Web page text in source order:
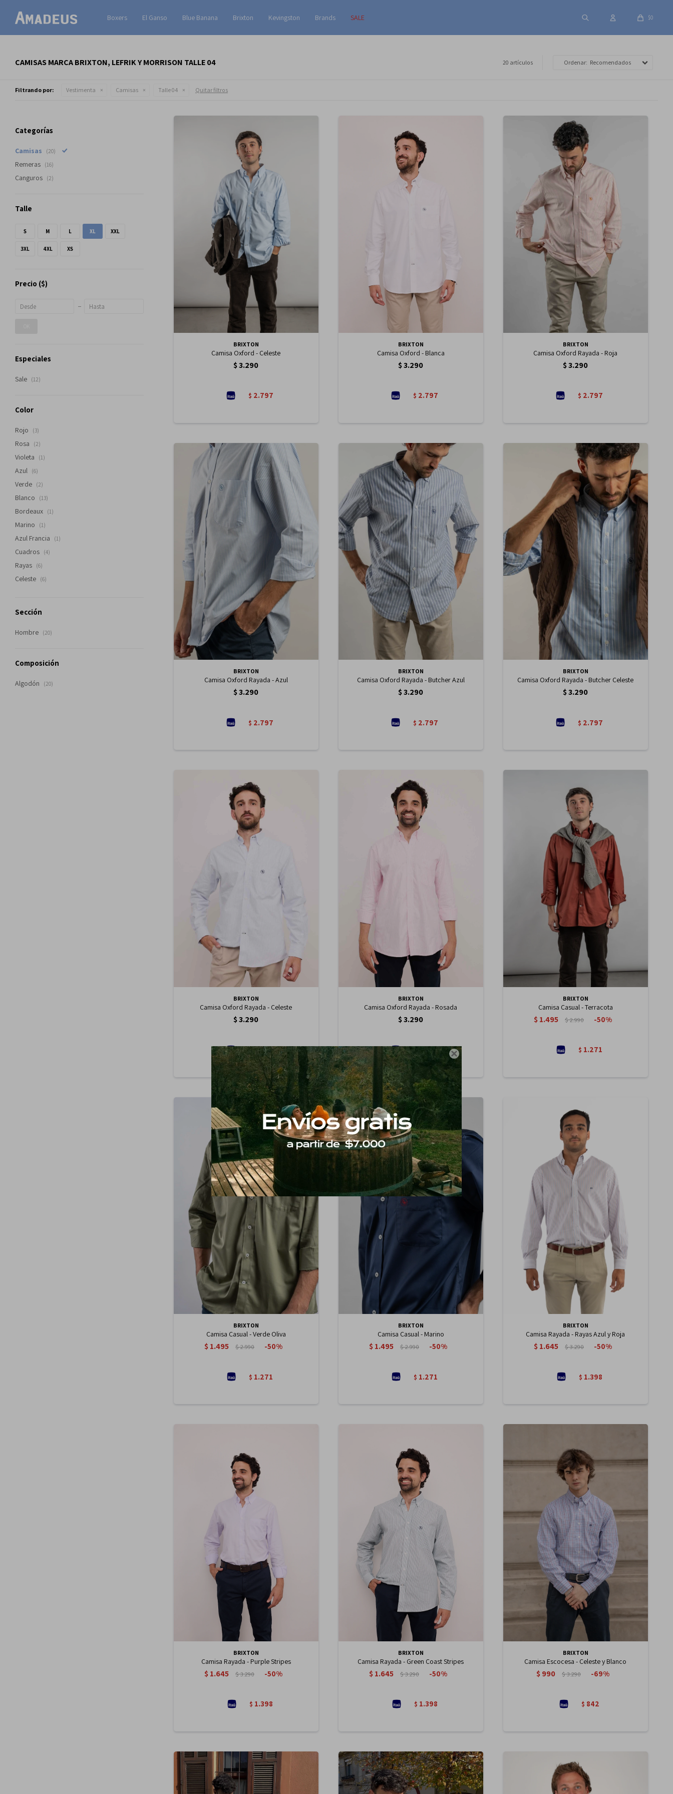

Boxers El Ganso Blue Banana Brixton Kevingston Brands SALE $0
CAMISAS MARCA BRIXTON, LEFRIK Y MORRISON TALLE 04 20 artículos Recomendados
Filtrando por: Vestimenta Camisas Talle 04 Quitar filtros
BRIXTON
Camisa Oxford - Celeste
$3.290
$ 2.797
BRIXTON
Camisa Oxford - Blanca
$3.290
$ 2.797
BRIXTON
Camisa Oxford Rayada - Roja
$3.290
$ 2.797
BRIXTON
Camisa Oxford Rayada - Azul
$3.290
$ 2.797
BRIXTON
Camisa Oxford Rayada - Butcher Azul
$3.290
$ 2.797
BRIXTON
Camisa Oxford Rayada - Butcher Celeste
$3.290
$ 2.797
BRIXTON
Camisa Oxford Rayada - Celeste
$3.290
$2.797
BRIXTON
Camisa Oxford Rayada - Rosada
$3.290
$ 2.797
BRIXTON
Camisa Casual - Terracota
$1.495 $2.990 50
$ 1.271
BRIXTON
Camisa Casual - Verde Oliva
$1.495 $2.990 50
$ 1.271
BRIXTON
Camisa Casual - Marino
$1.495 $2.990 50
$ 1.271
BRIXTON
Camisa Rayada - Rayas Azul y Roja
$1.645 $3.290 50
$ 1.398
BRIXTON
Camisa Rayada - Purple Stripes
$1.645 $3.290 50
$ 1.398
BRIXTON
Camisa Rayada - Green Coast Stripes
$1.645 $3.290 50
$ 1.398
BRIXTON
Camisa Escocesa - Celeste y Blanco
$990 $3.290 69
$ 842
Categorías
Camisas (20)
Remeras (16)
Canguros (2)
Talle
S M L XL XXL
3XL 4XL XS
Precio ($)
Especiales
Sale (12)
Color
Rojo (3)
Rosa (2)
Violeta (1)
Azul (6)
Verde (2)
Blanco (13)
Bordeaux (1)
Marino (1)
Azul Francia (1)
Cuadros (4)
Rayas (6)
Celeste (6)
Sección
Hombre (20)
Composición
Algodón (20)